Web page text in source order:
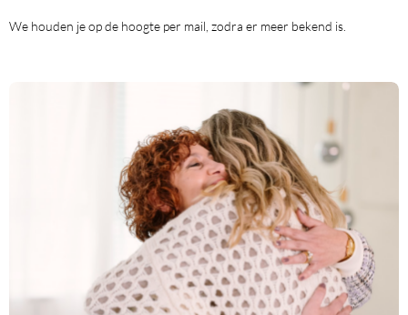
We houden je op de hoogte per mail, zodra er meer bekend is.